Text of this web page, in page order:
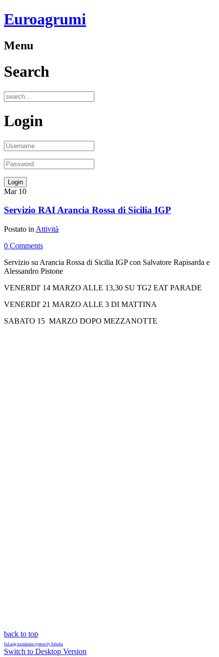
Euroagrumi
Menu
Search
Login
Mar 10
Servizio RAI Arancia Rossa di Sicilia IGP
Postato in Attività
0 Comments
Servizio su Arancia Rossa di Sicilia IGP con Salvatore Rapisarda e
Alessandro Pistone
VENERDI' 14 MARZO ALLE 13,30 SU TG2 EAT PARADE
VENERDI' 21 MARZO ALLE 3 DI MATTINA
SABATO 15 MARZO DOPO MEZZANOTTE
back to top
FaLang translation system by Faboba
Switch to Desktop Version